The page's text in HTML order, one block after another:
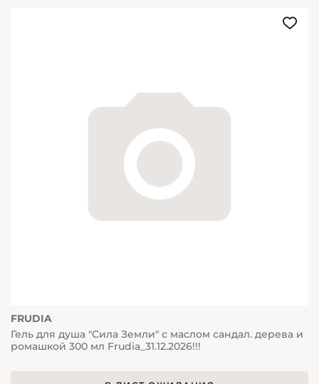
FRUDIA
Гель для душа "Сила Земли" с маслом сандал. дерева и
ромашкой 300 мл Frudia_31.12.2026!!!